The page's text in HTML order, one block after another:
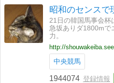
昭和のセンスで
21日の韓国馬事会杯
急坂ありダ1800mで
力。
http://
中央競馬
1944074 登録情報